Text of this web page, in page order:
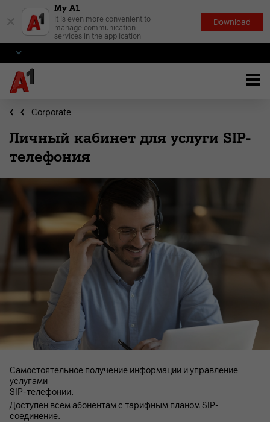
My A1
It is even more convenient to
manage communication
services in the application
Download
Corporate
Личный кабинет для услуги SIP-
телефония
Самостоятельное получение информации и управление
услугами
SIP-телефонии.
Доступен всем абонентам с тарифным планом SIP-
соединение.